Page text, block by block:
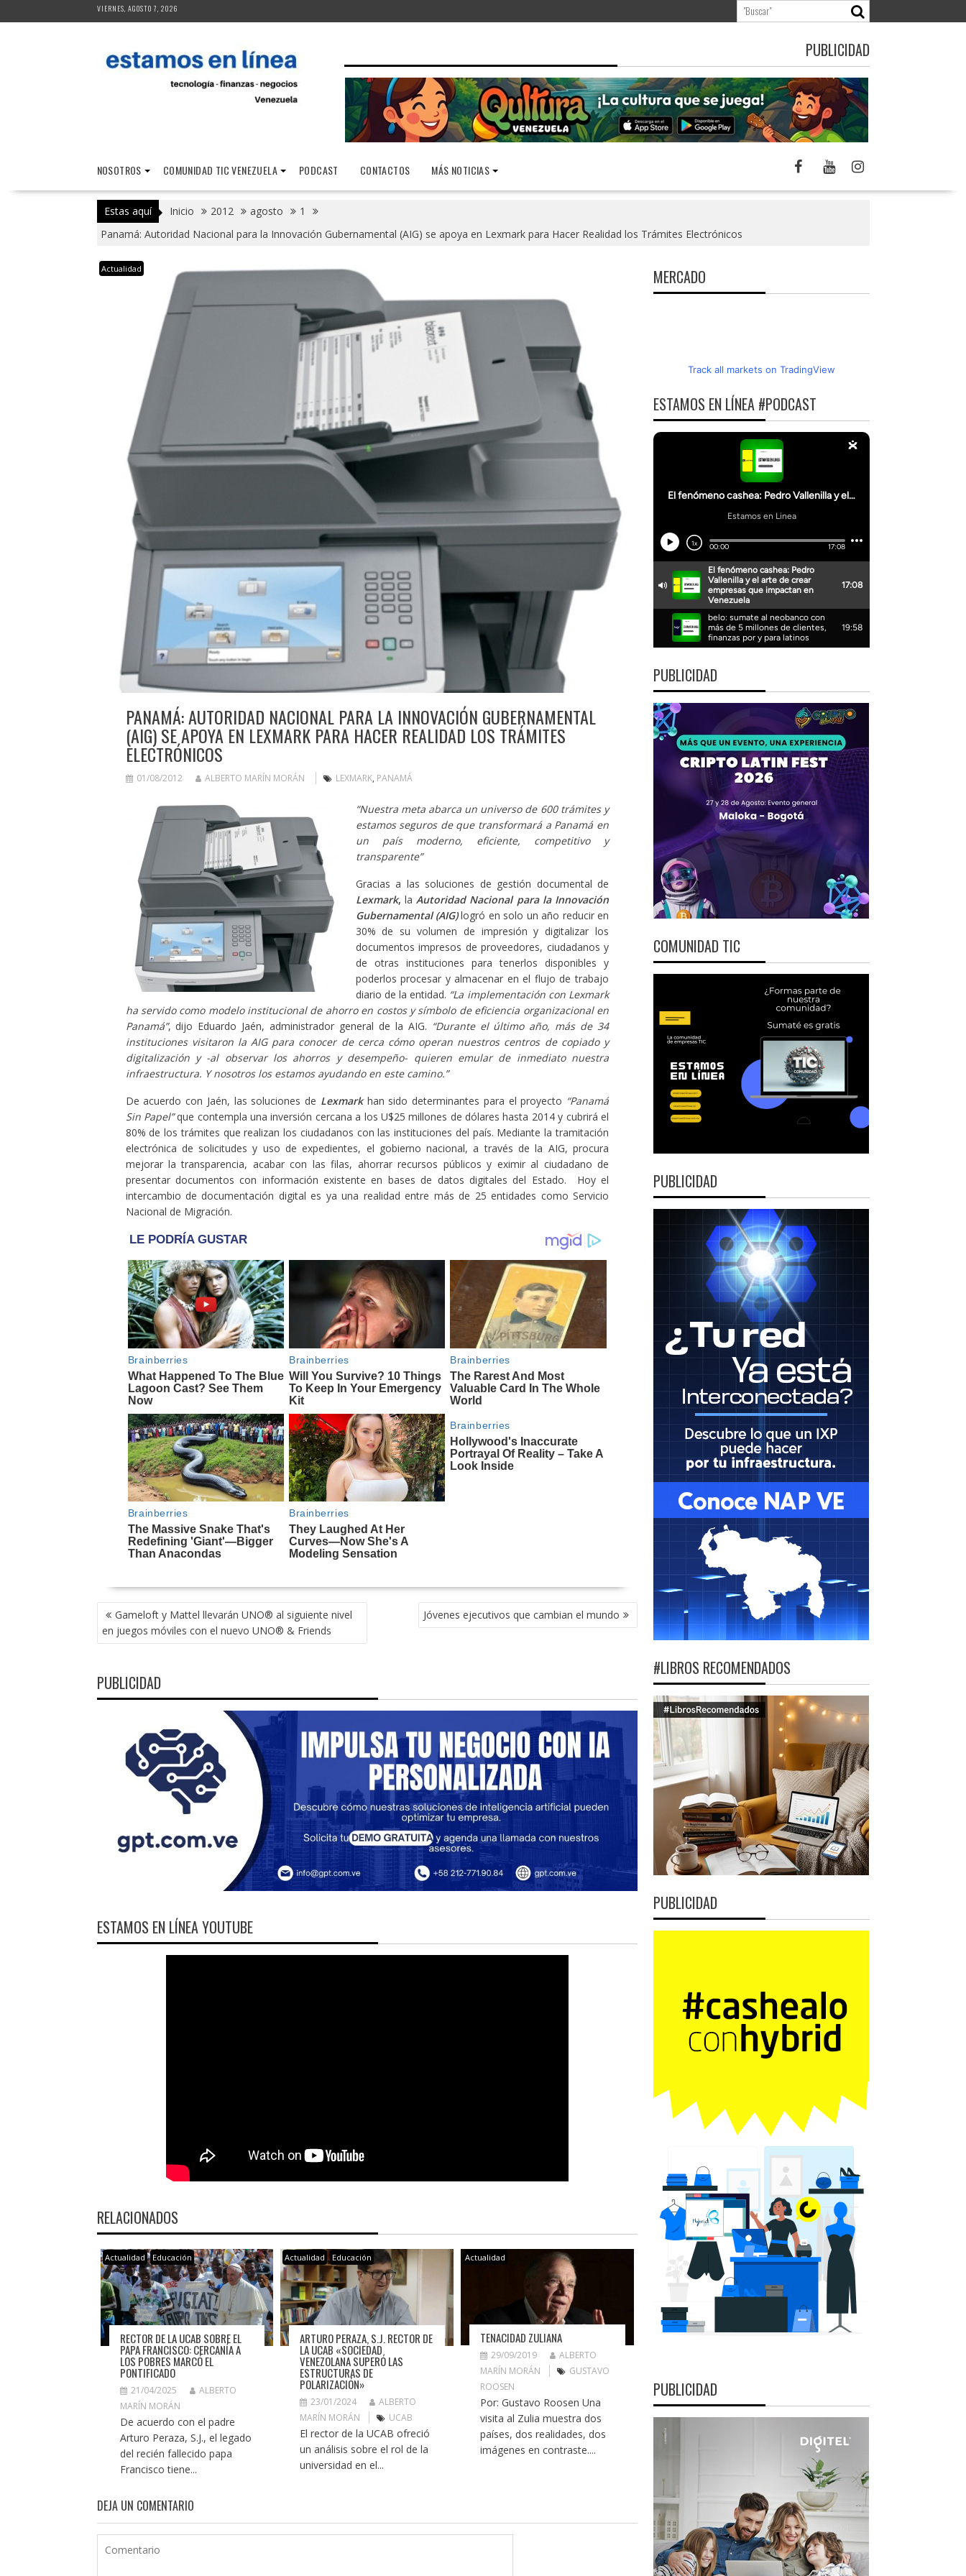
al
VIERNES, AGOSTO 7, 2026
PUBLICIDAD
NOSOTROS COMUNIDAD TIC VENEZUELA PODCAST CONTACTOS MÁS NOTICIAS
Estas aquí Inicio 2012 agosto
1
Panamá: Autoridad Nacional para la Innovación Gubernamental (AIG) se apoya en Lexmark para Hacer Realidad los Trámites Electrónicos
Actualidad
PANAMÁ: AUTORIDAD NACIONAL PARA LA INNOVACIÓN GUBERNAMENTAL
(AIG) SE APOYA EN LEXMARK PARA HACER REALIDAD LOS TRÁMITES
ELECTRÓNICOS
01/08/2012 ALBERTO MARÍN MORÁN LEXMARK, PANAMÁ
“Nuestra meta abarca un universo de 600 trámites y
estamos seguros de que transformará a Panamá en
un país moderno, eficiente, competitivo y
transparente”
Gracias a las soluciones de gestión documental de
Lexmark, la Autoridad Nacional para la Innovación
Gubernamental (AIG)logró en solo un año reducir en
30% de su volumen de impresión y digitalizar los
documentos impresos de proveedores, ciudadanos y
de otras instituciones para tenerlos disponibles y
poderlos procesar y almacenar en el flujo de trabajo
diario de la entidad. “La implementación con Lexmark
ha servido como modelo institucional de ahorro en costos y símbolo de eficiencia organizacional en
Panamá”, dijo Eduardo Jaén, administrador general de la AIG. “Durante el último año, más de 34
instituciones visitaron la AIG para conocer de cerca cómo operan nuestros centros de copiado y
digitalización y -al observar los ahorros y desempeño- quieren emular de inmediato nuestra
infraestructura. Y nosotros los estamos ayudando en este camino.”
De acuerdo con Jaén, las soluciones de Lexmarkhan sido determinantes para el proyecto “Panamá
Sin Papel”que contempla una inversión cercana a los U$25 millones de dólares hasta 2014 y cubrirá el
80% de los trámites que realizan los ciudadanos con las instituciones del país. Mediante la tramitación
electrónica de solicitudes y uso de expedientes, el gobierno nacional, a través de la AIG, procura
mejorar la transparencia, acabar con las filas, ahorrar recursos públicos y eximir al ciudadano de
presentar documentos con información existente en bases de datos digitales del Estado. Hoy el
intercambio de documentación digital es ya una realidad entre más de 25 entidades como Servicio
Nacional de Migración.
NAVEGACIÓN
DE
ENTRADAS
Gameloft y Mattel llevarán UNO® al siguiente nivel
en juegos móviles con el nuevo UNO® & Friends
Jóvenes ejecutivos que cambian el mundo
PUBLICIDAD
ESTAMOS EN LÍNEA YOUTUBE
RELACIONADOS
Actualidad Educación
RECTOR DE LA UCAB SOBRE EL
PAPA FRANCISCO: CERCANÍA A
LOS POBRES MARCÓ EL
PONTIFICADO
21/04/2025
ALBERTO
MARÍN MORÁN
De acuerdo con el padre
Arturo Peraza, S.J., el legado
del recién fallecido papa
Francisco tiene...
Actualidad Educación
ARTURO PERAZA, S.J. RECTOR DE
LA UCAB «SOCIEDAD
VENEZOLANA SUPERÓ LAS
ESTRUCTURAS DE
POLARIZACIÓN»
23/01/2024
ALBERTO
MARÍN MORÁN
UCAB
El rector de la UCAB ofreció
un análisis sobre el rol de la
universidad en el...
Actualidad
TENACIDAD ZULIANA
29/09/2019
ALBERTO
MARÍN MORÁN
GUSTAVO
ROOSEN
Por: Gustavo Roosen Una
visita al Zulia muestra dos
países, dos realidades, dos
imágenes en contraste....
DEJA UN COMENTARIO
MERCADO
Track all markets on TradingView
ESTAMOS EN LÍNEA #PODCAST
PUBLICIDAD
COMUNIDAD TIC
PUBLICIDAD
#LIBROS RECOMENDADOS
PUBLICIDAD
PUBLICIDAD